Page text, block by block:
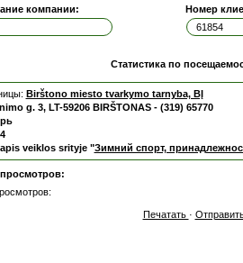
компании: Номер
Статистика по
Birštono miesto tvarkymo tarnyba, BĮ
g. 3, LT-59206 BIRŠTONAS - (319) 65770
veiklos srityje "Зимний спорт,
Печатать ·